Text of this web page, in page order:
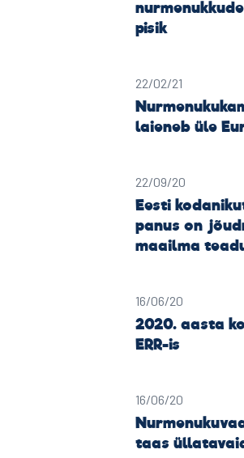
pisik
22/02/21
laieneb üle
22/09/20
Eesti
panus on
maailma
16/06/20
2020. aasta
ERR-is
16/06/20
taas